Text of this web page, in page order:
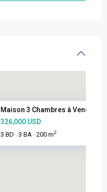
Maison 3 Chambres à Vendre à
326,000 USD
3 BD · 3 BA · 200 m2